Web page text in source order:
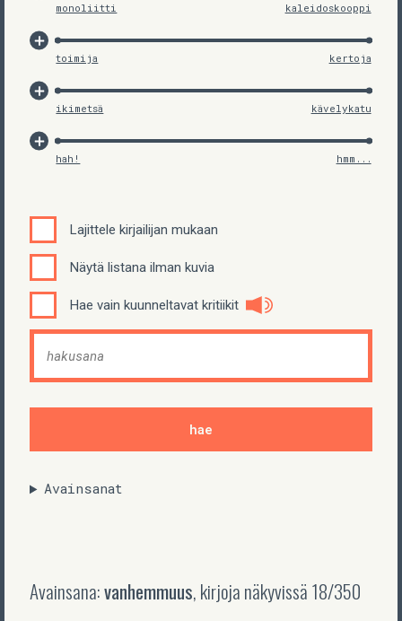
Avainsana:vanhemmuus, kirjoja näkyvissä18/350
monoliitti kaleidoskooppi
toimija kertoja
ikimetsä kävelykatu
hah! hmm...
Lajittele kirjailijan mukaan
Näytä listana ilman kuvia
Hae vain kuunneltavat kritiikit
Avainsanat